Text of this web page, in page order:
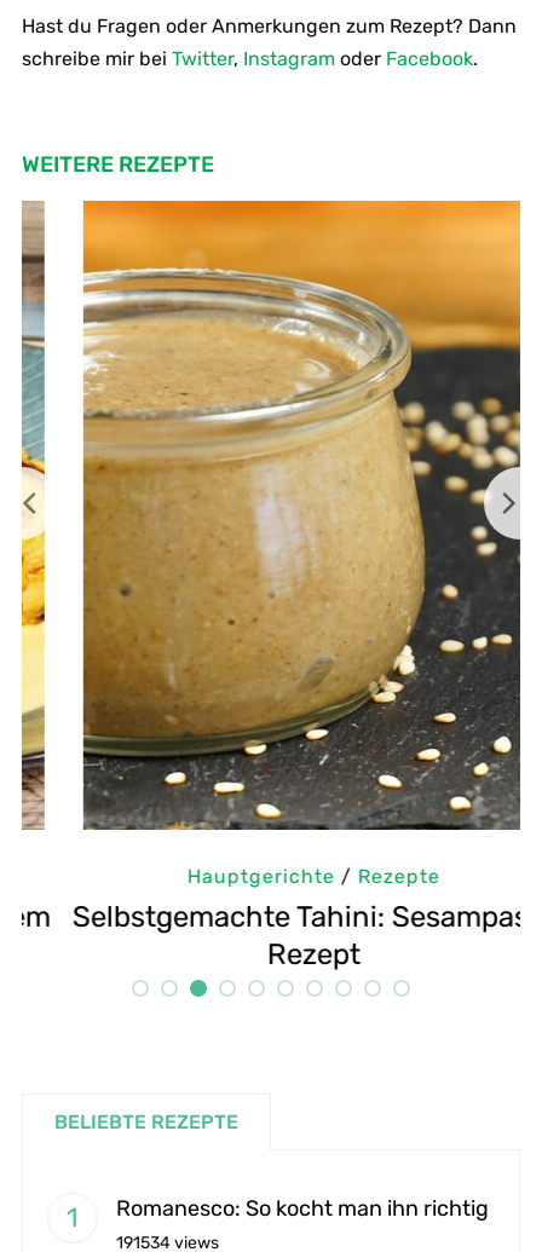
Hast du Fragen oder Anmerkungen zum Rezept? Dann
schreibe mir bei Twitter, Instagramoder Facebook.
WEITERE REZEPTE
Hauptgerichte/Rezepte
Selbstgemachte Tahini: Sesampaste
Rezept
BELIEBTE REZEPTE
Romanesco: So kocht man ihn richtig
191534 views